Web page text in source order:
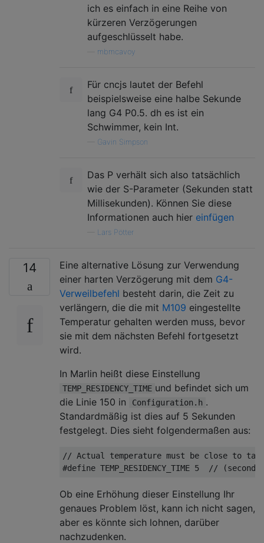
ich es einfach in eine Reihe von
kürzeren Verzögerungen
aufgeschlüsselt habe.
mbmcavoy
Für cncjs lautet der Befehl
beispielsweise eine halbe Sekunde
lang G4 P0.5. dh es ist ein
Schwimmer, kein Int.
Gavin Simpson
Das P verhält sich also tatsächlich
wie der S-Parameter (Sekunden statt
Millisekunden). Können Sie diese
Informationen auch hier einfügen
Lars Pötter
14
Eine alternative Lösung zur Verwendung
einer harten Verzögerung mit dem G4-
Verweilbefehl besteht darin, die Zeit zu
verlängern, die die mit M109 eingestellte
Temperatur gehalten werden muss, bevor
sie mit dem nächsten Befehl fortgesetzt
wird.
In Marlin heißt diese Einstellung
TEMP_RESIDENCY_TIME und befindet sich um
die Linie 150 in
Configuration.h .
Standardmäßig ist dies auf 5 Sekunden
festgelegt. Dies sieht folgendermaßen aus:
// Actual temperature must be close to
Ob eine Erhöhung dieser Einstellung Ihr
genaues Problem löst, kann ich nicht sagen,
aber es könnte sich lohnen, darüber
nachzudenken.